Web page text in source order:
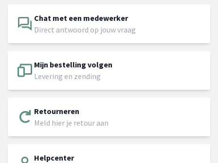
Chat met een medewerker
Direct antwoord op jouw vraag
Mijn bestelling volgen
Levering en zending
Retourneren
Meld hier je retour aan
Helpcenter